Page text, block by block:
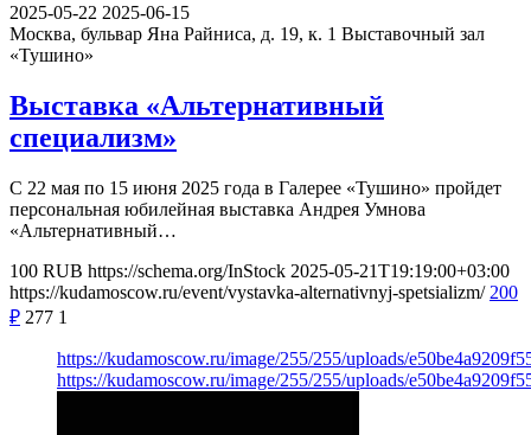
2025-05-22 2025-06-15
Москва, бульвар Яна Райниса, д. 19, к. 1 Выставочный зал
«Тушино»
Выставка «Альтернативный
специализм»
С 22 мая по 15 июня 2025 года в Галерее «Тушино» пройдет
персональная юбилейная выставка Андрея Умнова
«Альтернативный…
100 RUB https://schema.org/InStock 2025-05-21T19:19:00+03:00
https://kudamoscow.ru/event/vystavka-alternativnyj-spetsializm/ 200
₽ 277 1
https://kudamoscow.ru/image/255/255/uploads/
https://kudamoscow.ru/image/255/255/uploads/